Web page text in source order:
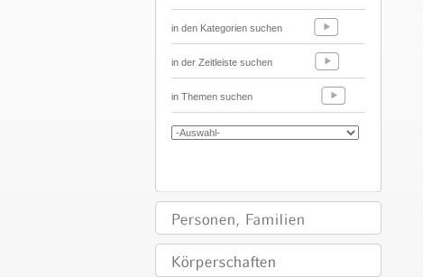
in den Kategorien suchen
in der Zeitleiste suchen
in Themen suchen